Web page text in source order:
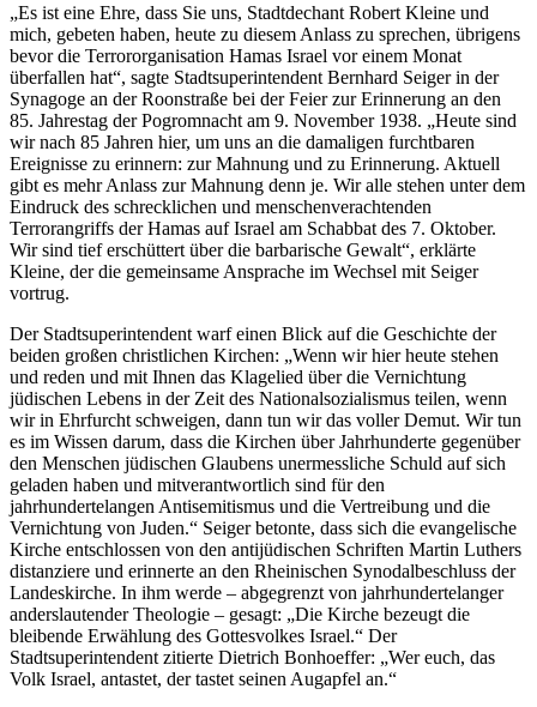
„Es ist eine Ehre, dass Sie uns, Stadtdechant Robert Kleine und
mich, gebeten haben, heute zu diesem Anlass zu sprechen, übrigens
bevor die Terrororganisation Hamas Israel vor einem Monat
überfallen hat“, sagte Stadtsuperintendent Bernhard Seiger in der
Synagoge an der Roonstraße bei der Feier zur Erinnerung an den
85. Jahrestag der Pogromnacht am 9. November 1938. „Heute sind
wir nach 85 Jahren hier, um uns an die damaligen furchtbaren
Ereignisse zu erinnern: zur Mahnung und zu Erinnerung. Aktuell
gibt es mehr Anlass zur Mahnung denn je. Wir alle stehen unter dem
Eindruck des schrecklichen und menschenverachtenden
Terrorangriffs der Hamas auf Israel am Schabbat des 7. Oktober.
Wir sind tief erschüttert über die barbarische Gewalt“, erklärte
Kleine, der die gemeinsame Ansprache im Wechsel mit Seiger
vortrug.
Der Stadtsuperintendent warf einen Blick auf die Geschichte der
beiden großen christlichen Kirchen: „Wenn wir hier heute stehen
und reden und mit Ihnen das Klagelied über die Vernichtung
jüdischen Lebens in der Zeit des Nationalsozialismus teilen, wenn
wir in Ehrfurcht schweigen, dann tun wir das voller Demut. Wir tun
es im Wissen darum, dass die Kirchen über Jahrhunderte gegenüber
den Menschen jüdischen Glaubens unermessliche Schuld auf sich
geladen haben und mitverantwortlich sind für den
jahrhundertelangen Antisemitismus und die Vertreibung und die
Vernichtung von Juden.“ Seiger betonte, dass sich die evangelische
Kirche entschlossen von den antijüdischen Schriften Martin Luthers
distanziere und erinnerte an den Rheinischen Synodalbeschluss der
Landeskirche. In ihm werde – abgegrenzt von jahrhundertelanger
anderslautender Theologie – gesagt: „Die Kirche bezeugt die
bleibende Erwählung des Gottesvolkes Israel.“ Der
Stadtsuperintendent zitierte Dietrich Bonhoeffer: „Wer euch, das
Volk Israel, antastet, der tastet seinen Augapfel an.“